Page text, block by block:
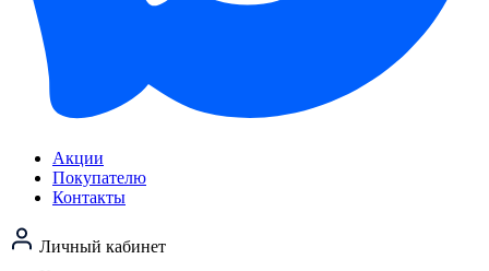
Акции
Покупателю
Контакты
Личный кабинет